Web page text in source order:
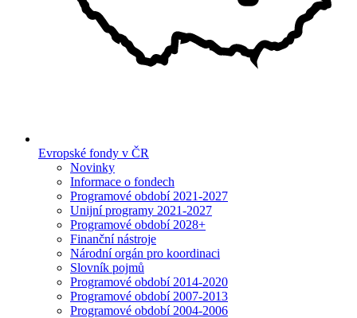
Evropské fondy v ČR
Novinky
Informace o fondech
Programové období 2021-2027
Unijní programy 2021-2027
Programové období 2028+
Finanční nástroje
Národní orgán pro koordinaci
Slovník pojmů
Programové období 2014-2020
Programové období 2007-2013
Programové období 2004-2006